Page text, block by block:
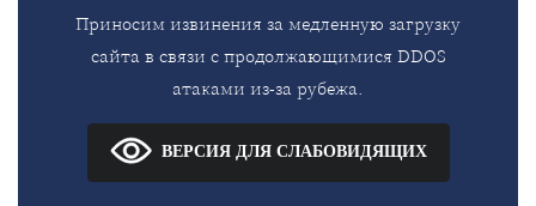
Приносим извинения за медленную загрузку
сайта в связи с продолжающимися DDOS
атаками из-за рубежа.
ВЕРСИЯ ДЛЯ СЛАБОВИДЯЩИХ